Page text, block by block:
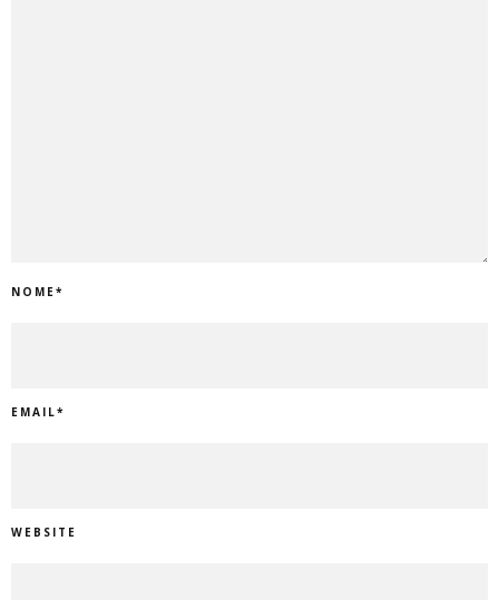
NOME*
EMAIL*
WEBSITE